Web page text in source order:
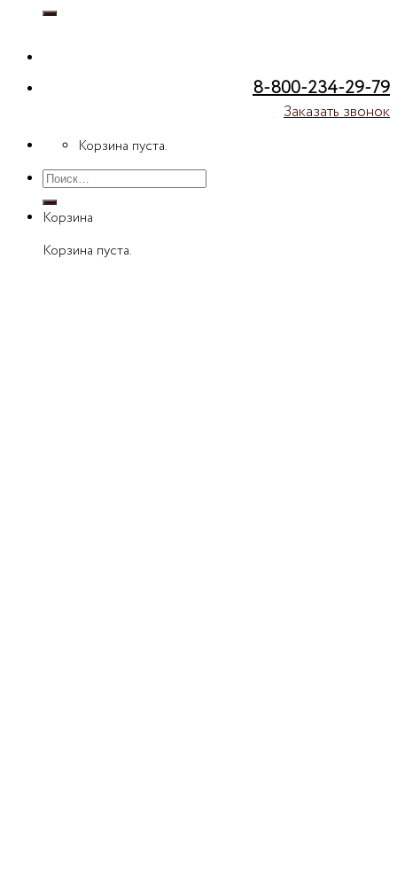
8-800-234-29-79
Заказать звонок
Корзина пуста.
Искать:
Корзина
Корзина пуста.